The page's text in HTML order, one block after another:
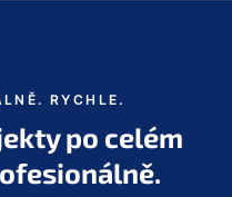
RYCHLE.
po celém